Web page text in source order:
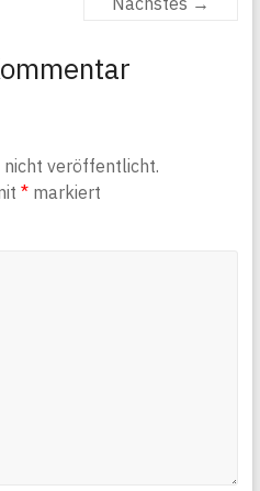
nicht veröffentlicht.
*markiert